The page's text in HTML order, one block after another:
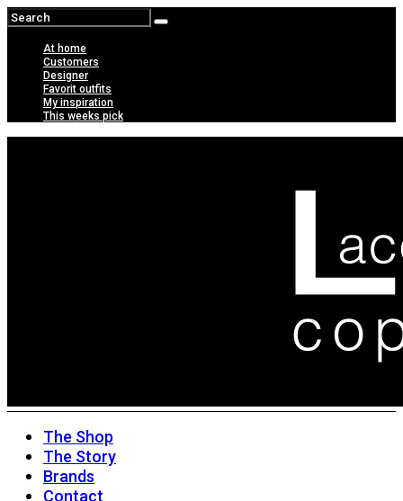
At home
Customers
Designer
Favorit outfits
My inspiration
This weeks pick
The Shop
The Story
Brands
Contact